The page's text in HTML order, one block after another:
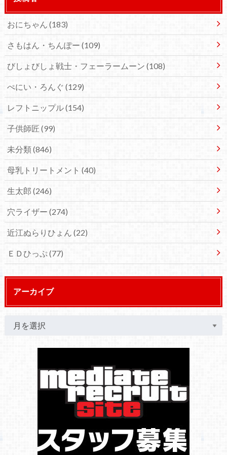
おにちゃん (183)
さもはん・ちんぽー (109)
びしょびしょ戦士・フェーラームーン (108)
ぺにい・ろんぐ (129)
レフトニップル(154)
子供師匠 (99)
未分類(846)
母乳トリートメント (40)
生太郎 (246)
穴ライザー (274)
近江ぬらりひょん (22)
ＥＤひっぷ(77)
アーカイブ